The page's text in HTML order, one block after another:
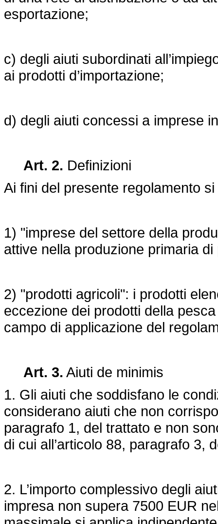
esportazione;
c) degli aiuti subordinati
ai prodotti d’importazione;
d) degli aiuti concessi a imprese
Art. 2. Definizioni
Ai fini del presente regolamento
1) "imprese del settore della
attive nella produzione primaria
2) "prodotti agricoli": i prodotti
eccezione dei prodotti della
campo di applicazione del
Art. 3. Aiuti de minimis
1. Gli aiuti che soddisfano le
considerano aiuti che non
paragrafo 1, del trattato e non
di cui all’articolo 88, paragrafo 3,
2. L’importo complessivo degli
impresa non supera 7500 EUR